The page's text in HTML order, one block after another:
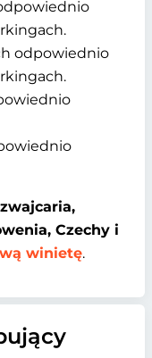
odpowiednio
Czechy i
winietę.